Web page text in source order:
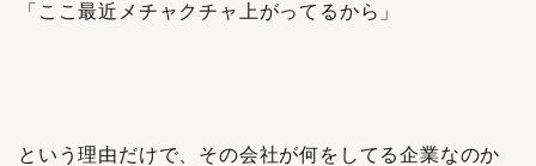
「ここ最近メチャクチャ上がってるから」
という理由だけで、その会社が何をしてる企業なのか